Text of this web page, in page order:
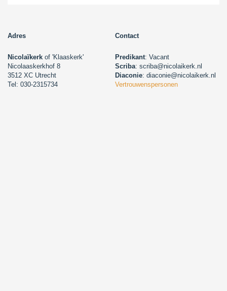
Adres Contact
Nicolaïkerk of 'Klaaskerk'
Nicolaaskerkhof 8
3512 XC Utrecht
Tel: 030-2315734
Predikant: Vacant
Scriba: scriba@nicolaikerk.nl
Diaconie: diaconie@nicolaikerk.nl
Vertrouwenspersonen